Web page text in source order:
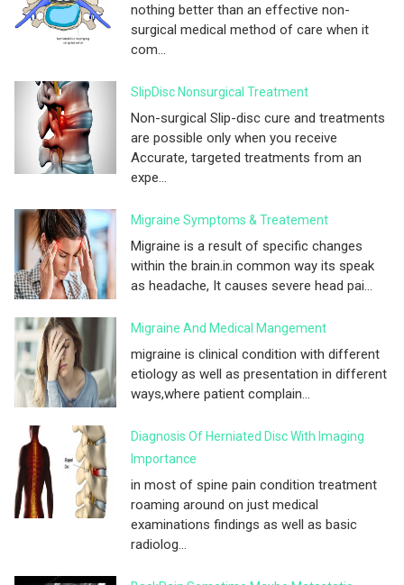
nothing better than an effective non-
surgical medical method of care when it
com...
SlipDisc Nonsurgical Treatment
Non-surgical Slip-disc cure and treatments
are possible only when you receive
Accurate, targeted treatments from an
expe...
Migraine Symptoms & Treatement
Migraine is a result of specific changes
within the brain.in common way its speak
as headache, It causes severe head pai...
Migraine And Medical Mangement
migraine is clinical condition with different
etiology as well as presentation in different
ways,where patient complain...
Diagnosis Of Herniated Disc With Imaging
Importance
in most of spine pain condition treatment
roaming around on just medical
examinations findings as well as basic
radiolog...